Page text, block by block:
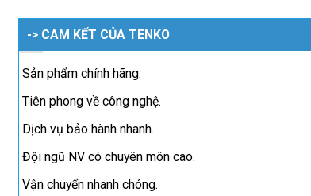
-> CAM KẾT CỦA TENKO
Sản phẩm chính hãng.
Tiên phong về công nghệ.
Dịch vụ bảo hành nhanh.
Đội ngũ NV có chuyên môn cao.
Vận chuyển nhanh chóng.